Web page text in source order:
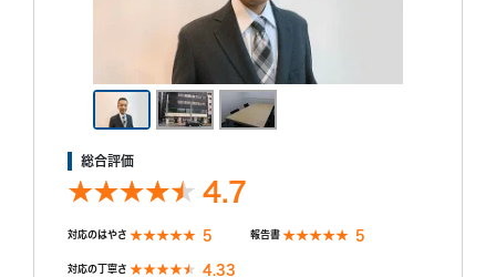
総合評価
4.7
対応のはやさ 5 報告書 5
対応の丁寧さ 4.33